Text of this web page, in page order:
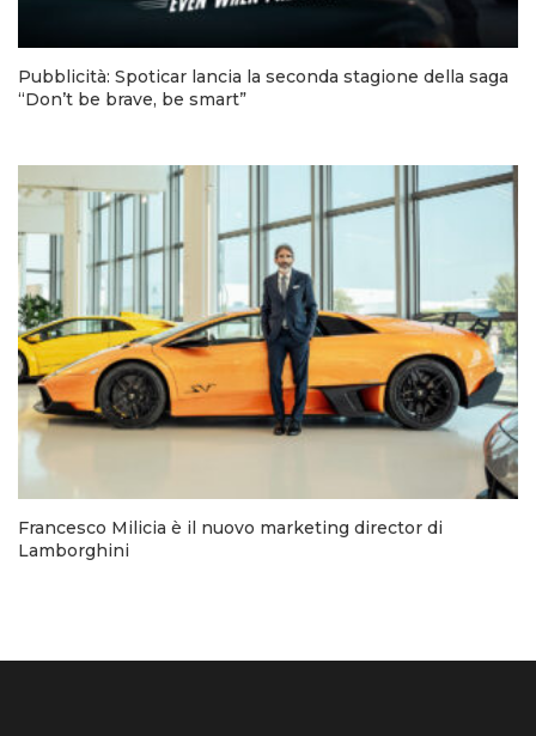
Pubblicità: Spoticar lancia la seconda stagione della saga
“Don’t be brave, be smart”
Francesco Milicia è il nuovo marketing director di
Lamborghini